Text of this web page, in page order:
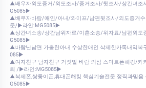
▲배우자외도증거/외도조사/증거조사/뒷조사/상간녀조
G5085▶️
▲배우자바람/애인/아내/와이프/남편뒷조사/외도증거
문/▶️라인:MG5085▶️
▲상간녀소송/상간남위자료/이혼소송/위자료/남편외도
G5085▶️
▲바람난남편 가출한아내 수상한애인 삭제한카톡내역
085▶️
▲여자친구 남자친구 거짓말 바람 의심 스마트폰해킹/카
뢰 /▶️라인:MG5085▶️
▲복제폰,쌍둥이폰,휴대폰해킹 핵심기술전문 정직과믿
G5085▶️